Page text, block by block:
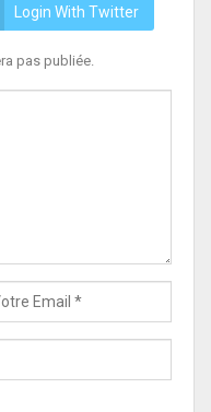
Login With Twitter
pas publiée.